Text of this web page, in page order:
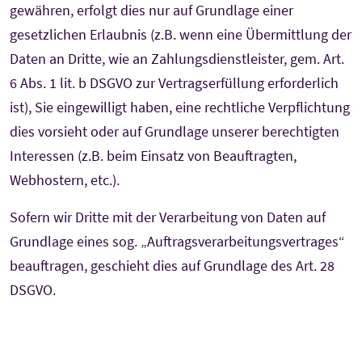
gewähren, erfolgt dies nur auf Grundlage einer
gesetzlichen Erlaubnis (z.B. wenn eine Übermittlung der
Daten an Dritte, wie an Zahlungsdienstleister, gem. Art.
6 Abs. 1 lit. b DSGVO zur Vertragserfüllung erforderlich
ist), Sie eingewilligt haben, eine rechtliche Verpflichtung
dies vorsieht oder auf Grundlage unserer berechtigten
Interessen (z.B. beim Einsatz von Beauftragten,
Webhostern, etc.).
Sofern wir Dritte mit der Verarbeitung von Daten auf
Grundlage eines sog. „Auftragsverarbeitungsvertrages“
beauftragen, geschieht dies auf Grundlage des Art. 28
DSGVO.